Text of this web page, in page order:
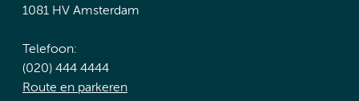
1081 HV Amsterdam
Telefoon:
(020) 444 4444
Route en parkeren